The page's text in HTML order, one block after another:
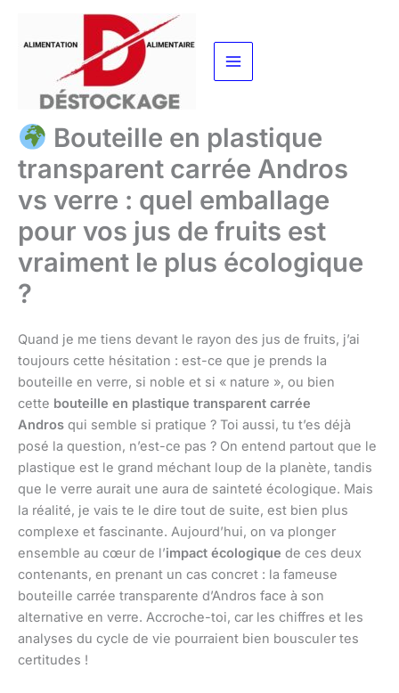
contenu
Bouteille en plastique
transparent carrée Andros
vs verre : quel emballage
pour vos jus de fruits est
vraiment le plus écologique
?
Quand je me tiens devant le rayon des jus de fruits, j’ai
toujours cette hésitation : est-ce que je prends la
bouteille en verre, si noble et si « nature », ou bien
cette bouteille en plastique transparent carrée
Andros qui semble si pratique ? Toi aussi, tu t’es déjà
posé la question, n’est-ce pas ? On entend partout que le
plastique est le grand méchant loup de la planète, tandis
que le verre aurait une aura de sainteté écologique. Mais
la réalité, je vais te le dire tout de suite, est bien plus
complexe et fascinante. Aujourd’hui, on va plonger
ensemble au cœur de l’impact écologique de ces deux
contenants, en prenant un cas concret : la fameuse
bouteille carrée transparente d’Andros face à son
alternative en verre. Accroche-toi, car les chiffres et les
analyses du cycle de vie pourraient bien bousculer tes
certitudes !